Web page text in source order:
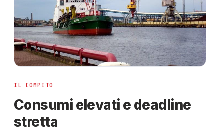
IL COMPITO
Consumi elevati e deadline
stretta